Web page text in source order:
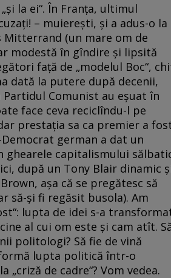
la ei“. În Franţa, ultimul
– muiereşti, şi a adus-o la
Mitterrand (un mare om de
modestă în gîndire şi lipsită
faţă de „modelul Boc“,
dată la putere după decenii,
Comunist au eşuat în
face ceva reciclîndu-l pe
prestaţia sa ca premier a
german a dat un
ghearele capitalismului
după un Tony Blair dinamic
aşa că se pregătesc să
să-şi fi regăsit busola). Am
lupta de idei s-a
al cui om este şi cam atît.
politologi? Să fie de vină
lupta politică într-o
de cadre“? Vom vedea.